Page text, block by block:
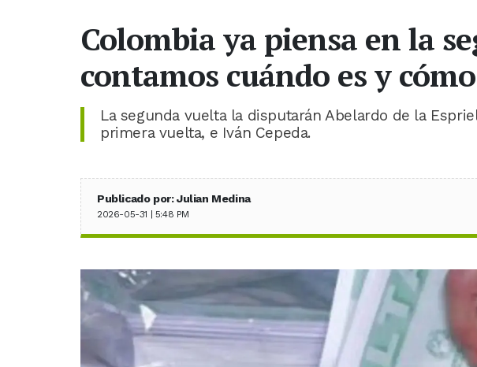
Colombia ya piensa en la
contamos cuándo es y
La segunda vuelta la disputarán Abelardo de la
primera vuelta, e Iván Cepeda.
Publicado por: Julian Medina
2026-05-31 | 5:48 PM